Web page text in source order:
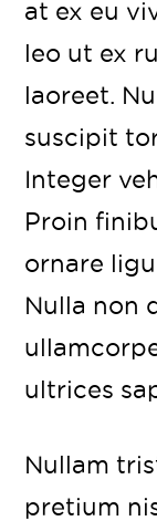
at ex eu
leo ut ex
laoreet.
suscipit
Integer
Proin
ornare
Nulla non
ultrices
Nullam
pretium